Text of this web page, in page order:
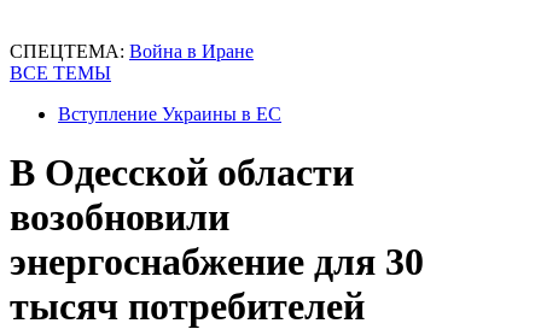
СПЕЦТЕМА: Война в Иране
ВСЕ ТЕМЫ
Вступление Украины в ЕС
В Одесской области
возобновили
энергоснабжение для 30
тысяч потребителей